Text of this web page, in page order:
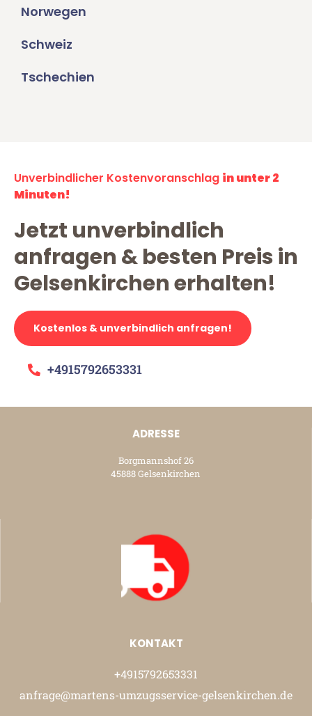
Norwegen
Schweiz
Tschechien
Unverbindlicher Kostenvoranschlag in unter 2
Minuten!
Jetzt unverbindlich
anfragen & besten Preis in
Gelsenkirchen erhalten!
Kostenlos & unverbindlich anfragen!
+4915792653331
ADRESSE
Borgmannshof 26
45888 Gelsenkirchen
KONTAKT
+4915792653331
anfrage@martens-umzugsservice-gelsenkirchen.de